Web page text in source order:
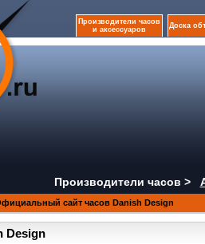
Производители часов
и аксессуаров
Доска
Производители часов >
сайт часов Danish Design
Design